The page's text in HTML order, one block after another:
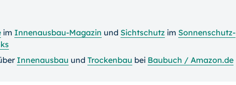
im Innenausbau-Magazin und Sichtschutz im Sonnenschutz-
Innenausbau und Trockenbau bei Baubuch / Amazon.de